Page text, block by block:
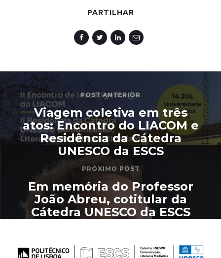
PARTILHAR
POST ANTERIOR
Viagem coletiva em três
atos: Encontro do LIACOM e
Residência da Cátedra
UNESCO da ESCS
PRÓXIMO POST
Em memória do Professor
João Abreu, cotitular da
Cátedra UNESCO da ESCS